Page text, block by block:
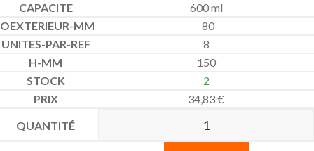
600 ml
80
8
150
2
34,83€